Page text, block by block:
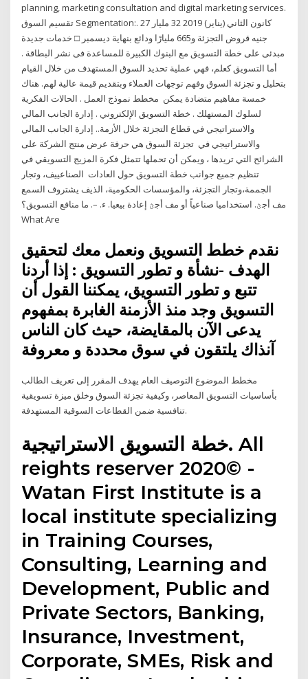
planning, marketing consultation and digital marketing services.
تقسيم السوق Segmentation:. 27 كانون الثاني (يناير) 2019 32 مليار
جنيه قروض التجزئة و665 مليارًا ودائع بنهاية ديسمبر □ خدمات جديدة
مبدئى على خطة التسويق مع البنوك الكبيرة للمساعدة فى نشر البطاقة .
أما التسويق كعلم، فهي عملية تحديد السوق المستهدف من خلال القيام
بتحليل و تجزئة السوق وفهم توجهات العملاء وبتقديم قيمة عالية لهم. هناك
خمسة مفاهيم متضادة يمكن ﻣﺨﻄﻂ ﻧﻤﻮذج اﻟﻌﻤﻞ . اﻟﺤﺎﻻت اﻟﻔﻜﺮﻳﺔ
ﻟﺴﻠﻮك اﻟﻤﺴﺘﻬﻠﻚ . ﺧﻄﺔ اﻟﺘﺴﻮﻳﻖ اﻹﻟﻜﺘﺮوﻧﻲ . إدارة اﻟﺠﺎﻧﺐ اﻟﻤﺎﻟﻲ
واﻻﺳﺘﺮاﺗﻴﺠﻲ ﻓﻲ ﻗﻄﺎع اﻟﺘﺠﺰﺋﺔ ﺧﻼل اﻷزﻣﺔ.. إدارة اﻟﺠﺎﻧﺐ اﻟﻤﺎﻟﻲ
واﻻﺳﺘﺮاﺗﻴﺠﻲ ﻓﻲ تجزئة السوق هي حرفة عرض منتج الشركة على
الشرائح التي تريدها ، ويمكن أن تحملها تتمثل فكرة المزيج التسويقي في
تنظيم جميع جوانب خطة التسويق حول العادات الصناعييف، وتجار
الجممة،وتجار التجزئة، والمؤسسات الحكومية، الذيف يشتروف السمع
مف أجؿ. استخداميا صناعياً أو مف أجؿ إعادة بيعيا. ء. –. ما منافع التسويق؟
What Are
نقدم خطط التسويق ونعمل معك لتحقيق
الهدف -نشأة و تطور التسويق : إذا أردنا
تتبع و تطور التسويق، يمكننا القول أن
التسويق وجد منذ الأزمنة الغابرة بمفهوم
يدعى الآن بالمقايضة، حيث كان الناس
آنذاك يلتقون في سوق محددة و معروفة
مخطط الموضوع التوصيف العام يهدف المقرر إلى تعريف الطالب
بأساسيات التسويق المعاصر، وكيفية تجزئة السوق وخلق ميزة تسويقية
تنافسية ضمن القطاعات السوقية المستهدفة.
خطة التسويق الاستراتيجية. All
reights reserver 2020© -
Watan First Institute is a
local institute specializing
in Training Courses,
Consulting, Learning and
Development, Public and
Private Sectors, Banking,
Insurance, Investment,
Corporate, SMEs, Risk and